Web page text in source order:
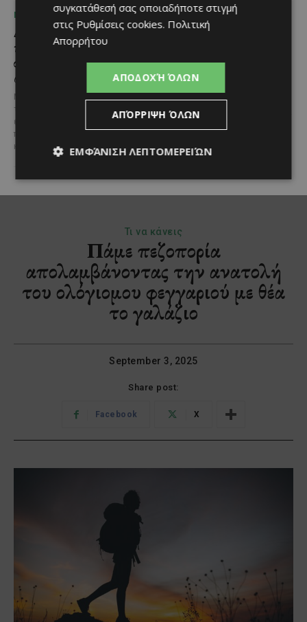
ΜΈΝΟΥΜΕ ΕΝΗΜΕΡΩΜΈΝΟΙ
Διεθνώς αναγνωρισμένα
κρασιά στην κορυφαία
σχέση ποιότητας-τιμής
από τη Lidl Κύπρου
Με σφραγίδα ποιότητας από
τους Masters of Wine, η κάβα της
εταιρείας συνδυάζει εξαιρετική
ποικιλία, διεθνείς διακρίσεις
και...
ΜΈΝΟΥΜΕ ΕΝΗΜΕΡΩΜΈΝΟΙ
Ξεκίνησε η
χιλιομέτρων δικτύου
ύδρευσης στο κέντρο της
Λεμεσού
Έργο προϋπολογισμού €9,2 εκατ.
πραγματοποιήθηκε το πρωί της
συγκατάθεσή σας οποιαδήποτε στιγμή
στις Ρυθμίσεις cookies. Πολιτική
Απορρήτου
ΑΠΟΔΟΧΉ ΌΛΩΝ
ΑΠΌΡΡΙΨΗ ΌΛΩΝ
ΕΜΦΆΝΙΣΗ ΛΕΠΤΟΜΕΡΕΙΏΝ